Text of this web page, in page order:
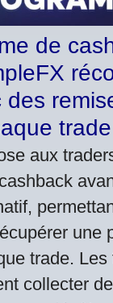
de
des
trade
aux
une
trade. Les
collecter